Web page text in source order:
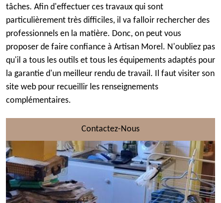
tâches. Afin d'effectuer ces travaux qui sont
particulièrement très difficiles, il va falloir rechercher des
professionnels en la matière. Donc, on peut vous
proposer de faire confiance à Artisan Morel. N'oubliez pas
qu'il a tous les outils et tous les équipements adaptés pour
la garantie d'un meilleur rendu de travail. Il faut visiter son
site web pour recueillir les renseignements
complémentaires.
Contactez-Nous